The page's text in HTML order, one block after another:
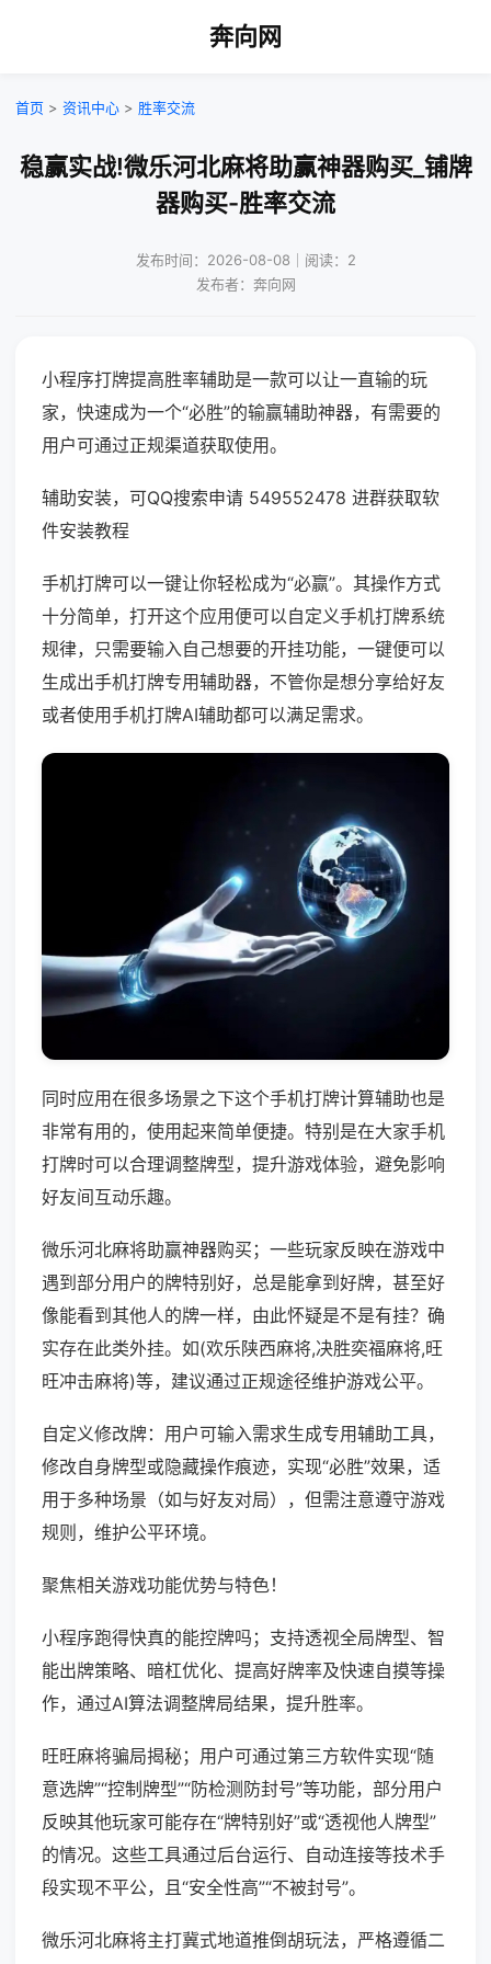
奔向网
首页 > 资讯中心 > 胜率交流
稳赢实战!微乐河北麻将助赢神器购买_铺牌
器购买-胜率交流
发布时间：2026-08-08｜阅读：2
发布者：奔向网
小程序打牌提高胜率辅助是一款可以让一直输的玩
家，快速成为一个“必胜”的输赢辅助神器，有需要的
用户可通过正规渠道获取使用。
辅助安装，可QQ搜索申请 549552478 进群获取软
件安装教程
手机打牌可以一键让你轻松成为“必赢”。其操作方式
十分简单，打开这个应用便可以自定义手机打牌系统
规律，只需要输入自己想要的开挂功能，一键便可以
生成出手机打牌专用辅助器，不管你是想分享给好友
或者使用手机打牌AI辅助都可以满足需求。
同时应用在很多场景之下这个手机打牌计算辅助也是
非常有用的，使用起来简单便捷。特别是在大家手机
打牌时可以合理调整牌型，提升游戏体验，避免影响
好友间互动乐趣。
微乐河北麻将助赢神器购买；一些玩家反映在游戏中
遇到部分用户的牌特别好，总是能拿到好牌，甚至好
像能看到其他人的牌一样，由此怀疑是不是有挂？确
实存在此类外挂。如(欢乐陕西麻将,决胜奕福麻将,旺
旺冲击麻将)等，建议通过正规途径维护游戏公平。
自定义修改牌：用户可输入需求生成专用辅助工具，
修改自身牌型或隐藏操作痕迹，实现“必胜”效果，适
用于多种场景（如与好友对局），但需注意遵守游戏
规则，维护公平环境。
聚焦相关游戏功能优势与特色！
小程序跑得快真的能控牌吗；支持透视全局牌型、智
能出牌策略、暗杠优化、提高好牌率及快速自摸等操
作，通过AI算法调整牌局结果，提升胜率。
旺旺麻将骗局揭秘；用户可通过第三方软件实现“随
意选牌”“控制牌型”“防检测防封号”等功能，部分用户
反映其他玩家可能存在“牌特别好”或“透视他人牌型”
的情况。这些工具通过后台运行、自动连接等技术手
段实现不平公，且“安全性高”“不被封号”。
微乐河北麻将主打冀式地道推倒胡玩法，严格遵循二